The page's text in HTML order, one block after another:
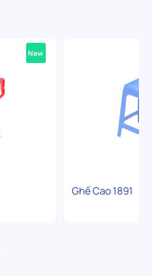
New
Ghế Cao 1891